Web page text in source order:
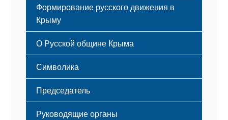
Формирование русского движения в
Крыму
Русский Крым
О Русской общине Крыма
Этапы становления
Принципы деятельности
Структура
Мероприятия
Символика
Флаг
Герб
Гимн
Председатель
Руководящие органы